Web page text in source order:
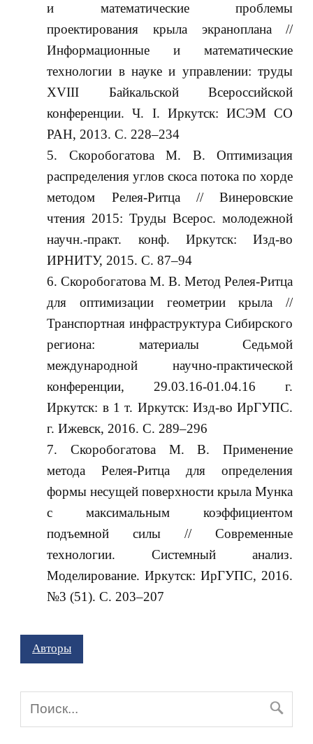
и математические проблемы
проектирования крыла экраноплана //
Информационные и математические
технологии в науке и управлении: труды
XVIII Байкальской Всероссийской
конференции. Ч. I. Иркутск: ИСЭМ СО
РАН, 2013. С. 228‒234
Скоробогатова М. В. Оптимизация
распределения углов скоса потока по хорде
методом Релея-Ритца // Винеровские
чтения 2015: Труды Всерос. молодежной
научн.-практ. конф. Иркутск: Изд-во
ИРНИТУ, 2015. С. 87‒94
Скоробогатова М. В. Метод Релея-Ритца
для оптимизации геометрии крыла //
Транспортная инфраструктура Сибирского
региона: материалы Седьмой
международной научно-практической
конференции, 29.03.16-01.04.16 г.
Иркутск: в 1 т. Иркутск: Изд-во ИрГУПС.
г. Ижевск, 2016. С. 289‒296
Скоробогатова М. В. Применение
метода Релея-Ритца для определения
формы несущей поверхности крыла Мунка
с максимальным коэффициентом
подъемной силы // Современные
технологии. Системный анализ.
Моделирование. Иркутск: ИрГУПС, 2016.
№3 (51). С. 203‒207
Авторы